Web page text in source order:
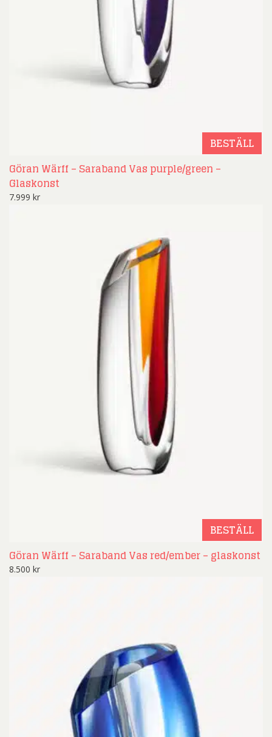
BESTÄLL
Göran Wärff – Saraband Vas purple/green –
Glaskonst
7.999 kr
BESTÄLL
Göran Wärff – Saraband Vas red/ember – glaskonst
8.500 kr